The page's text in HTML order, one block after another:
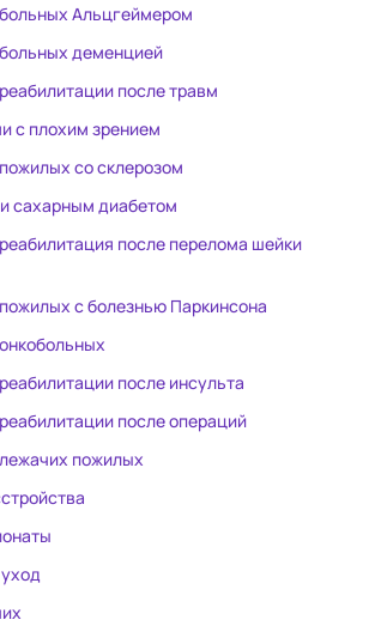
Альцгеймером
деменцией
после травм
с плохим зрением
со склерозом
сахарным диабетом
после перелома шейки
с болезнью Паркинсона
после инсульта
после операций
пожилых